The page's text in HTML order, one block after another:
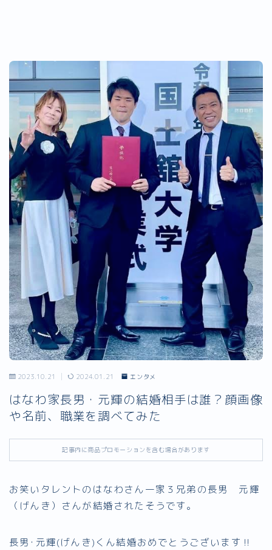
2023.10.21 2024.01.21 エンタメ
はなわ家長男・元輝の結婚相手は誰？顔画像
や名前、職業を調べてみた
記事内に商品プロモーションを含む場合があります
お笑いタレントのはなわさん一家３兄弟の長男 元輝
（げんき）さんが結婚されたそうです。
長男･元輝(げんき)くん結婚おめでとうございます︎‼︎